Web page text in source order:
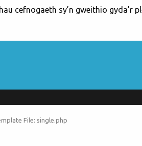
cefnogaeth sy’n gweithio gyda’r
File: single.php